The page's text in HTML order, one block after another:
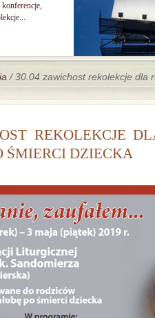
konferencje,
/ 30.04 zawichost rekolekcje dla
REKOLEKCJE
ŚMIERCI DZIECKA